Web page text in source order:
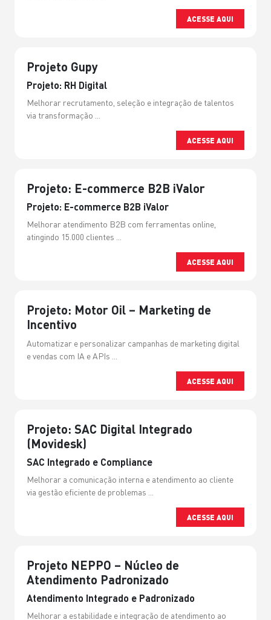
ACESSE AQUI
Projeto Gupy
Projeto: RH Digital
Melhorar recrutamento, seleção e integração de talentos
via transformação ...
ACESSE AQUI
Projeto: E-commerce B2B iValor
Projeto: E-commerce B2B iValor
Melhorar atendimento B2B com ferramentas online,
atingindo 15.000 clientes ...
ACESSE AQUI
Projeto: Motor Oil – Marketing de
Incentivo
Automatizar e personalizar campanhas de marketing digital
e vendas com IA e APIs ...
ACESSE AQUI
Projeto: SAC Digital Integrado
(Movidesk)
SAC Integrado e Compliance
Melhorar a comunicação interna e atendimento ao cliente
via gestão eficiente de problemas ...
ACESSE AQUI
Projeto NEPPO – Núcleo de
Atendimento Padronizado
Atendimento Integrado e Padronizado
Melhorar a estabilidade e integração de atendimento ao